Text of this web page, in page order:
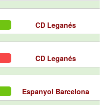
CD Leganés
CD Leganés
Espanyol Barcelona